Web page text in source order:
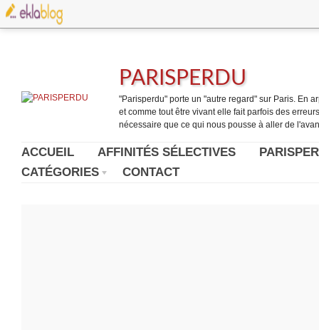
PARISPERDU
"Parisperdu" porte un "autre regard" sur Paris. En
et comme tout être vivant elle fait parfois des
nécessaire que ce qui nous pousse à aller de
ACCUEIL AFFINITÉS SÉLECTIVES
CATÉGORIES
CONTACT